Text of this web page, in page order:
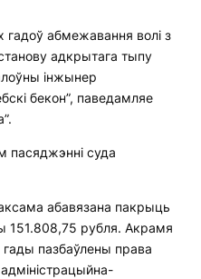
гадоў абмежавання волі з
адкрытага тыпу
інжынер
бекон”, паведамляе
пасяджэнні суда
абавязана пакрыць
рубля. Акрамя
гады пазбаўлены права